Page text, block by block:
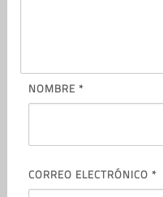
NOMBRE *
CORREO ELECTRÓNICO *